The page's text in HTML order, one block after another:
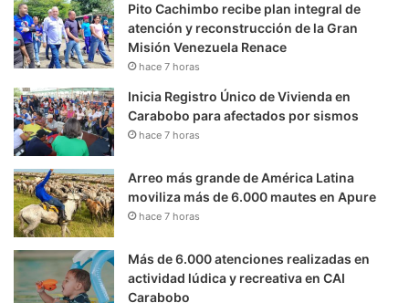
Pito Cachimbo recibe plan integral de
atención y reconstrucción de la Gran
Misión Venezuela Renace
hace 7 horas
Inicia Registro Único de Vivienda en
Carabobo para afectados por sismos
hace 7 horas
Arreo más grande de América Latina
moviliza más de 6.000 mautes en Apure
hace 7 horas
Más de 6.000 atenciones realizadas en
actividad lúdica y recreativa en CAI
Carabobo